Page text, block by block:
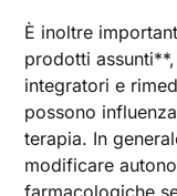
È inoltre
prodotti
integratori e
possono
terapia. In
modificare
farmacologiche